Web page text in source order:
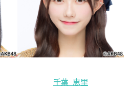
千葉 恵里